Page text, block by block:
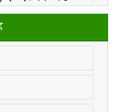
দিবস ও
উদযাপন